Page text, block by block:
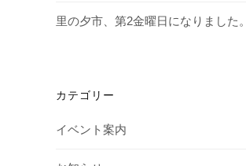
里の夕市、第2金曜日になりました。
カテゴリー
イベント案内